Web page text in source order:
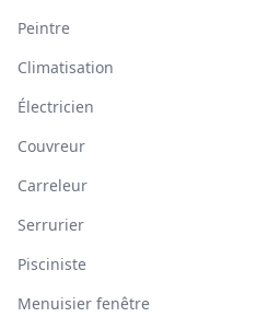
Peintre
Climatisation
Électricien
Couvreur
Carreleur
Serrurier
Pisciniste
Menuisier fenêtre